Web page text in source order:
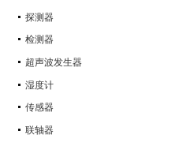
探测器
检测器
超声波发生器
湿度计
传感器
联轴器